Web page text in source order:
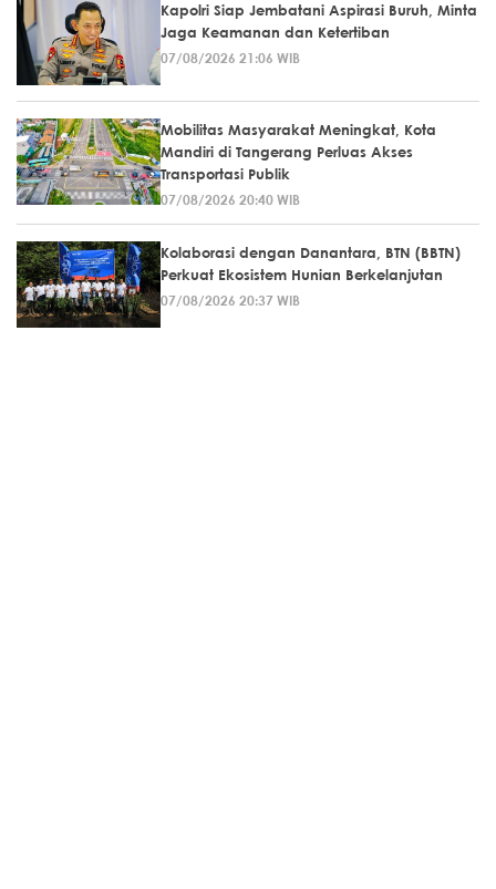
Kapolri Siap Jembatani Aspirasi Buruh, Minta
Jaga Keamanan dan Ketertiban
07/08/2026 21:06 WIB
Mobilitas Masyarakat Meningkat, Kota
Mandiri di Tangerang Perluas Akses
Transportasi Publik
07/08/2026 20:40 WIB
Kolaborasi dengan Danantara, BTN (BBTN)
Perkuat Ekosistem Hunian Berkelanjutan
07/08/2026 20:37 WIB